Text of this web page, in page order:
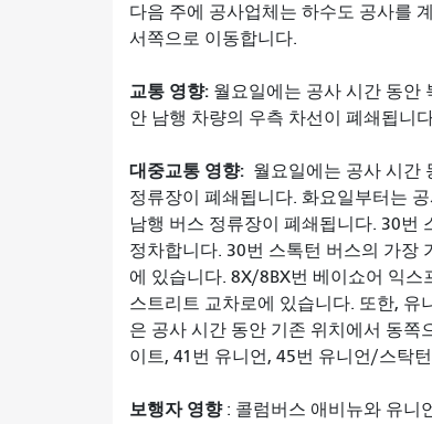
다음 주에 공사업체는 하수도 공사를
서쪽으로 이동합니다.
교통 영향: 월요일에는 공사 시간 동안
안 남행 차량의 우측 차선이 폐쇄됩니
대중교통 영향: 월요일에는 공사 시간
정류장이 폐쇄됩니다. 화요일부터는
남행 버스 정류장이 폐쇄됩니다. 30번
정차합니다. 30번 스톡턴 버스의 가장
에 있습니다. 8X/8BX번 베이쇼어 익
스트리트 교차로에 있습니다. 또한,
은 공사 시간 동안 기존 위치에서 동
이트, 41번 유니언, 45번 유니언/스탁
보행자 영향: 콜럼버스 애비뉴와 유니